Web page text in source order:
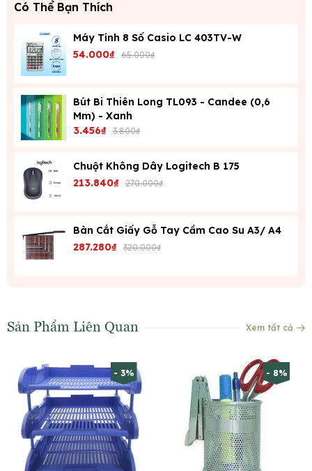
Có Thể Bạn Thích
Máy Tính 8 Số Casio LC 403TV-W
54.000₫ 65.000₫
Bút Bi Thiên Long TL093 - Candee (0,6
Mm) - Xanh
3.456₫ 3.800₫
Chuột Không Dây Logitech B 175
213.840₫ 270.000₫
Bàn Cắt Giấy Gỗ Tay Cầm Cao Su A3/ A4
287.280₫ 320.000₫
Sản Phẩm Liên Quan Xem tất cả
- 3% - 8%